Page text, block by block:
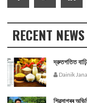
RECENT NEWS
দ্রুতগতিত
Dainik
শিৱসাগৰৰ